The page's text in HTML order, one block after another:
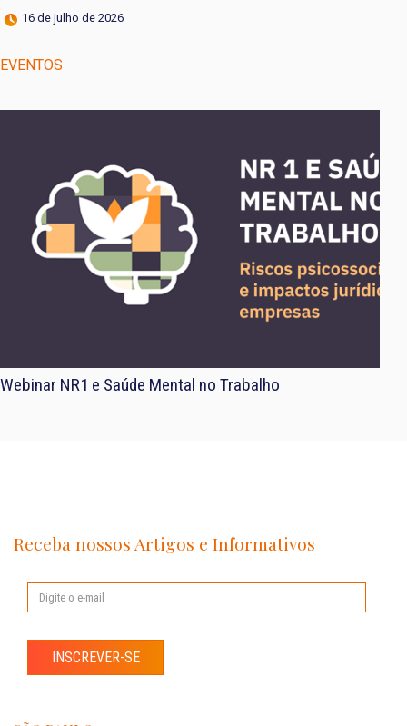
16 de julho de 2026
EVENTOS
Webinar NR1 e Saúde Mental no Trabalho
Receba nossos Artigos e Informativos
INSCREVER-SE